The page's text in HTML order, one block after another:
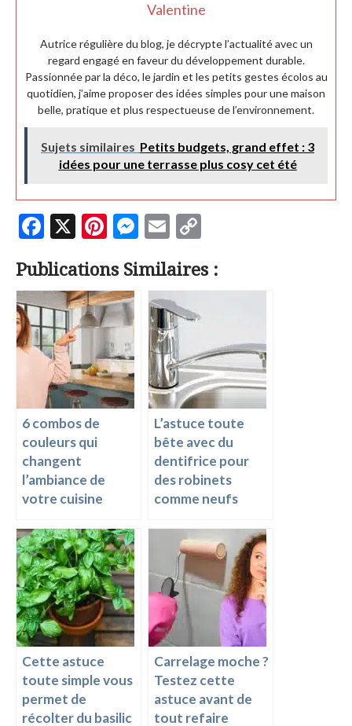
Valentine
Autrice régulière du blog, je décrypte l’actualité avec un
regard engagé en faveur du développement durable.
Passionnée par la déco, le jardin et les petits gestes écolos au
quotidien, j’aime proposer des idées simples pour une maison
belle, pratique et plus respectueuse de l’environnement.
Sujets similaires Petits budgets, grand effet : 3
idées pour une terrasse plus cosy cet été
F
e
b
o
o
k
X
Pi
er
es
t
M
se
n
g
er
E
ai
l
p
n
k
Publications Similaires :
6 combos de
couleurs qui
changent
l’ambiance de
votre cuisine
L’astuce toute
bête avec du
dentifrice pour
des robinets
comme neufs
Cette astuce
toute simple vous
permet de
récolter du basilic
Carrelage moche ?
Testez cette
astuce avant de
tout refaire